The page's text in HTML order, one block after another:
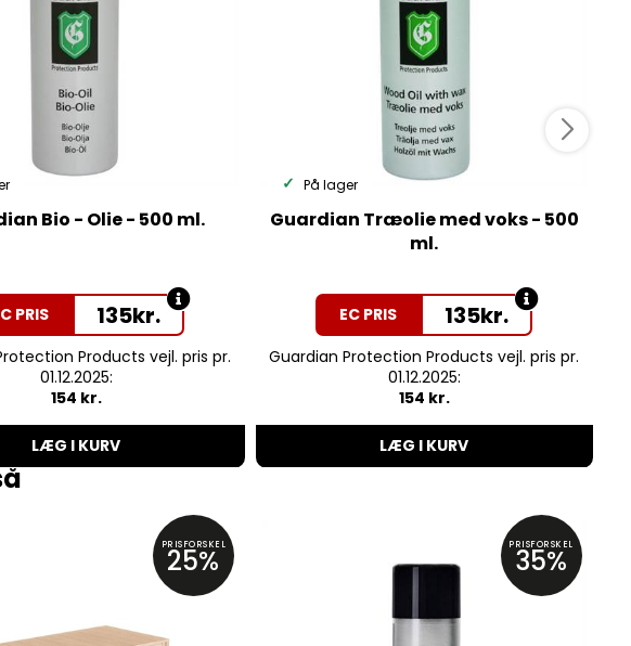
Bio - Olie - 500 ml.
PRIS 135kr.
Products vejl. pris pr.
01.12.2025:
154 kr.
LÆG I KURV
På lager
Guardian Træolie med voks - 500
ml.
EC PRIS 135kr.
Guardian Protection Products vejl. pris pr.
01.12.2025:
154 kr.
LÆG I KURV
PRISFORSKEL
25% PRISFORSKEL
35%